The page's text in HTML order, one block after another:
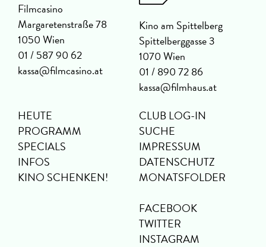
Filmcasino
Margaretenstraße 78
1050 Wien
01 / 587 90 62
kassa@filmcasino.at
Kino am Spittelberg
Spittelberggasse 3
1070 Wien
01 / 890 72 86
kassa@filmhaus.at
HEUTE
PROGRAMM
SPECIALS
INFOS
KINO SCHENKEN!
CLUB LOG-IN
SUCHE
IMPRESSUM
DATENSCHUTZ
MONATSFOLDER
FACEBOOK
TWITTER
INSTAGRAM